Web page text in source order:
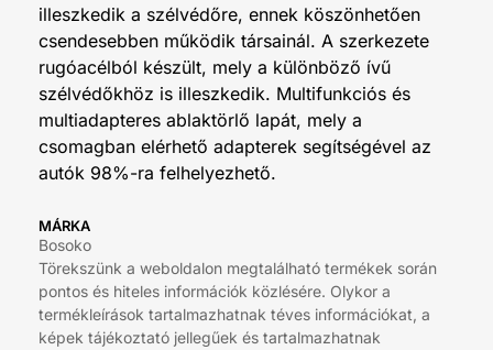
illeszkedik a szélvédőre, ennek köszönhetően
csendesebben működik társainál. A szerkezete
rugóacélból készült, mely a különböző ívű
szélvédőkhöz is illeszkedik. Multifunkciós és
multiadapteres ablaktörlő lapát, mely a
csomagban elérhető adapterek segítségével az
autók 98%-ra felhelyezhető.
MÁRKA
Bosoko
Törekszünk a weboldalon megtalálható termékek során
pontos és hiteles információk közlésére. Olykor a
termékleírások tartalmazhatnak téves információkat, a
képek tájékoztató jellegűek és tartalmazhatnak